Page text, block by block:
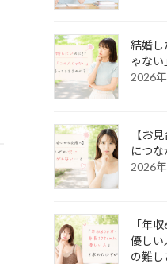
結婚し
ゃな
2026
【お
につ
2026
「年
優し
の難し